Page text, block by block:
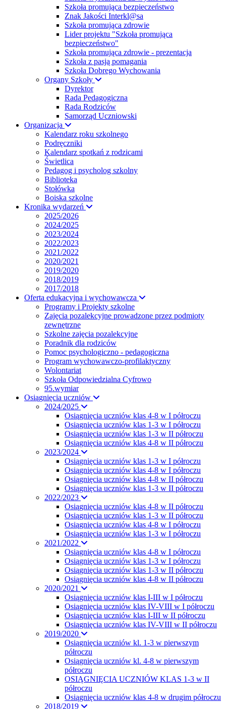
Szkoła promująca bezpieczeństwo
Znak Jakości Interkl@sa
Szkoła promująca zdrowie
Lider projektu "Szkoła promująca
bezpieczeństwo"
Szkoła promująca zdrowie - prezentacja
Szkoła z pasją pomagania
Szkoła Dobrego Wychowania
Organy Szkoły
Dyrektor
Rada Pedagogiczna
Rada Rodziców
Samorząd Uczniowski
Organizacja
Kalendarz roku szkolnego
Podręczniki
Kalendarz spotkań z rodzicami
Świetlica
Pedagog i psycholog szkolny
Biblioteka
Stołówka
Boiska szkolne
Kronika wydarzeń
2025/2026
2024/2025
2023/2024
2022/2023
2021/2022
2020/2021
2019/2020
2018/2019
2017/2018
Oferta edukacyjna i wychowawcza
Programy i Projekty szkolne
Zajęcia pozalekcyjne prowadzone przez podmioty
zewnętrzne
Szkolne zajęcia pozalekcyjne
Poradnik dla rodziców
Pomoc psychologiczno - pedagogiczna
Program wychowawczo-profilaktyczny
Wolontariat
Szkoła Odpowiedzialna Cyfrowo
95.wymiar
Osiągnięcia uczniów
2024/2025
Osiągnięcia uczniów klas 4-8 w I półroczu
Osiągnięcia uczniów klas 1-3 w I półroczu
Osiągnięcia uczniów klas 1-3 w II półroczu
Osiągnięcia uczniów klas 4-8 w II półroczu
2023/2024
Osiągnięcia uczniów klas 1-3 w I półroczu
Osiągnięcia uczniów klas 4-8 w I półroczu
Osiągnięcia uczniów klas 4-8 w II półroczu
Osiągnięcia uczniów klas 1-3 w II półroczu
2022/2023
Osiągnięcia uczniów klas 4-8 w II półroczu
Osiągnięcia uczniów klas 1-3 w II półroczu
Osiągnięcia uczniów klas 4-8 w I półroczu
Osiągnięcia uczniów klas 1-3 w I półroczu
2021/2022
Osiągnięcia uczniów klas 4-8 w I półroczu
Osiągnięcia uczniów klas 1-3 w I półroczu
Osiągnięcia uczniów klas 1-3 w II półroczu
Osiągnięcia uczniów klas 4-8 w II półroczu
2020/2021
Osiągnięcia uczniów klas I-III w I półroczu
Osiągnięcia uczniów klas IV-VIII w I półroczu
Osiągnięcia uczniów klas I-III w II półroczu
Osiągnięcia uczniów klas IV-VIII w II półroczu
2019/2020
Osiągnięcia uczniów kl. 1-3 w pierwszym
półroczu
Osiągnięcia uczniów kl. 4-8 w pierwszym
półroczu
OSIĄGNIĘCIA UCZNIÓW KLAS 1-3 w II
półroczu
Osiągnięcia uczniów klas 4-8 w drugim półroczu
2018/2019